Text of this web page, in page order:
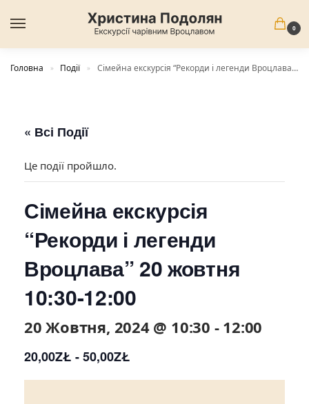
0
Головна » Події » Сімейна екскурсія “Рекорди і легенди Вроцлава” 20 жовтня 10:30-12:00
« Всі Події
Це події пройшло.
Сімейна екскурсія
“Рекорди і легенди
Вроцлава” 20 жовтня
10:30-12:00
20 Жовтня, 2024 @ 10:30 - 12:00
20,00ZŁ - 50,00ZŁ